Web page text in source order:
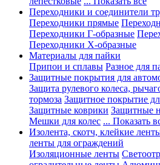
Переходники и соединители
Переходники прямые
Переходники Г-образные
Переходники Х-образные
Материалы для пайки
Припои и сплавы Разное для
Защитные покрытия для
Защита рулевого колеса,
тормоза Защитное покрытие
Защитные коврики Защитные
Мешки для колес ... Показать
Изолента, скотч, клейкие
ленты для ограждений
Изоляционные ленты